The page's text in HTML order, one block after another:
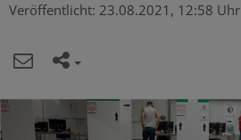
Veröffentlicht: 23.08.2021, 12:58 Uhr